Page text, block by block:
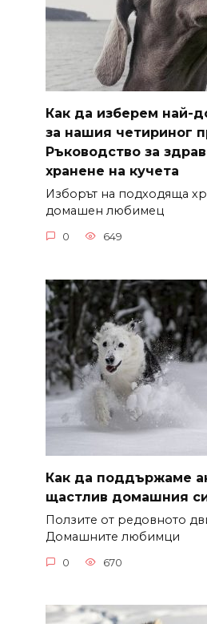
Как да изберем най-
за нашия четириног
Ръководство за
хранене на кучета
Изборът на подходяща
домашен любимец
0 649
Как да поддържаме
щастлив домашния
Ползите от редовното
Домашните любимци
0 670